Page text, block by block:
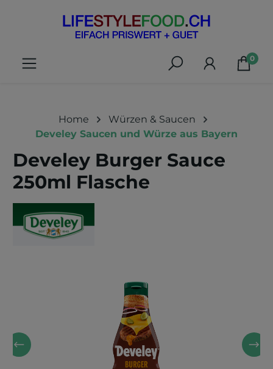
springen
0
Home
Würzen & Saucen
Develey Saucen und Würze aus Bayern
Develey Burger Sauce
250ml Flasche
Bildergalerie überspringen